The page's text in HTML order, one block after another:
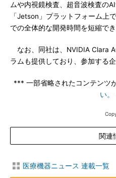
ムや内視鏡検査、超音波検査の
「Jetson」プラットフォーム上
での全体的な開発時間を短縮でき
なお、同社は、NVIDIA Clara
ラムも提供しており、参加する
*** 一部省略されたコンテンツ
い。
関連
医療機器ニュース 連載一覧